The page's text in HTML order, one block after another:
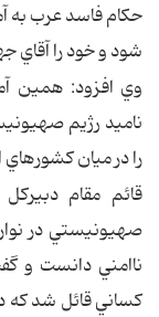
حكام فاسد عرب به
شود و خود را آقاي
وي افزود: همين
ناميد رژيم
را در ميان
قائم مقام
صهيونيستي در
ناامني دانست و
كساني قائل شد كه